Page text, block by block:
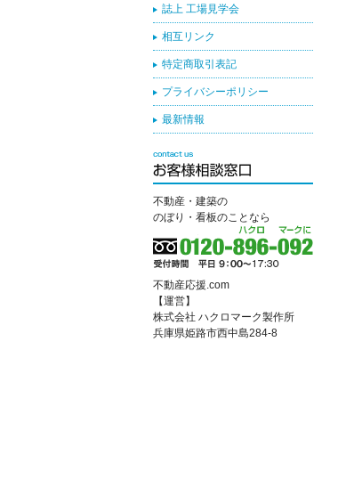
誌上 工場見学会
相互リンク
特定商取引表記
プライバシーポリシー
最新情報
不動産・建築の
のぼり・看板のことなら
不動産応援.com
【運営】
株式会社 ハクロマーク製作所
兵庫県姫路市西中島284-8